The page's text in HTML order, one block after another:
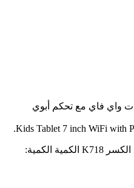
للأطفال مقاس 7 بوصات واي فاي مع تحكم أبوي
Kids Tablet 7 inch WiFi with
الكمية: